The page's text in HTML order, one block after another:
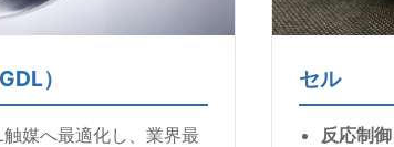
）
媒へ最適化し、業界最
セル
反応制御